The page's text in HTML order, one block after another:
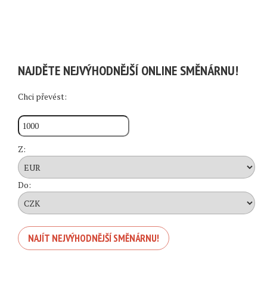
NAJDĚTE NEJVÝHODNĚJŠÍ ONLINE SMĚNÁRNU!
Chci převést:
Z:
Do: